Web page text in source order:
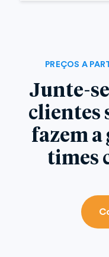
PREÇOS A
Junte-
clientes
fazem a
times